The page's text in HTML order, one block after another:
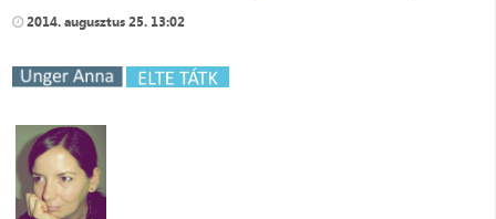
2014. augusztus 25. 13:02